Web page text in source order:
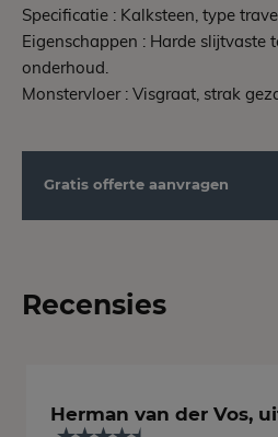
Specificatie : Kalksteen, type
Eigenschappen : Harde slijtvaste
onderhoud.
Monstervloer : Visgraat, strak
Gratis offerte aanvragen
Recensies
Herman van der Vos,